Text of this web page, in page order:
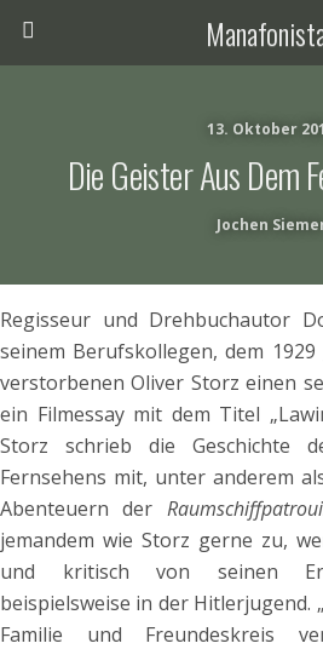
13. Oktober
Die Geister Aus Dem
Jochen
Regisseur und Drehbuchautor
seinem Berufskollegen, dem
verstorbenen Oliver Storz einen
ein Filmessay mit dem Titel
Storz schrieb die Geschichte
Fernsehens mit, unter anderem
Abenteuern der
jemandem wie Storz gerne zu,
und kritisch von seinen
beispielsweise in der Hitlerjugend.
Familie und Freundeskreis